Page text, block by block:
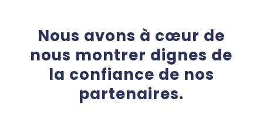
Nous avons à cœur de
nous montrer dignes de
la confiance de nos
partenaires.